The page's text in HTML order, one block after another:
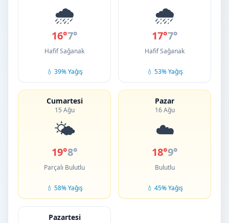
🌧️
16°7°
Hafif Sağanak
💧 39% Yağış
🌧️
17°7°
Hafif Sağanak
💧 53% Yağış
Cumartesi
15 Ağu
🌤️
19°8°
Parçalı Bulutlu
💧 58% Yağış
Pazar
16 Ağu
☁️
18°9°
Bulutlu
💧 45% Yağış
Pazartesi